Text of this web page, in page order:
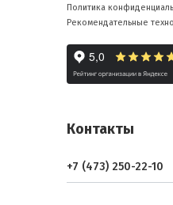
Политика
Рекомендательные
Контакты
+7 (473) 250-22-10